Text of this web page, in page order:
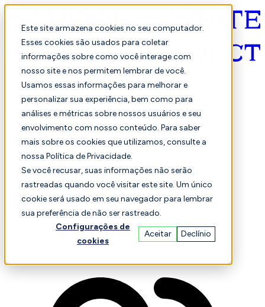
Este site armazena cookies no seu computador.
Esses cookies são usados para coletar
informações sobre como você interage com
nosso site e nos permitem lembrar de você.
Usamos essas informações para melhorar e
personalizar sua experiência, bem como para
análises e métricas sobre nossos usuários e seu
envolvimento com nosso conteúdo. Para saber
mais sobre os cookies que utilizamos, consulte a
nossa Política de Privacidade.
Se você recusar, suas informações não serão
rastreadas quando você visitar este site. Um único
cookie será usado em seu navegador para lembrar
sua preferência de não ser rastreado.
Configurações de
cookies
Aceitar Declínio
Português
Selecionado Comparação
Finança Desempenho